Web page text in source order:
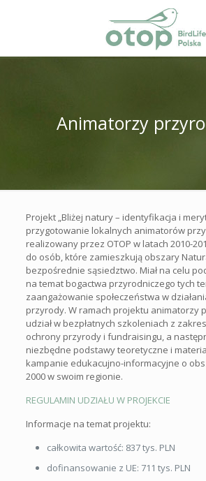
Animatorzy
Projekt „Bliżej natury – identyfikacja i
przygotowanie lokalnych animatorów
realizowany przez OTOP w latach 2010-
do osób, które zamieszkują obszary
bezpośrednie sąsiedztwo. Miał na celu
na temat bogactwa przyrodniczego tych
zaangażowanie społeczeństwa w
przyrody. W ramach projektu animatorzy
udział w bezpłatnych szkoleniach z
ochrony przyrody i fundraisingu, a
niezbędne podstawy teoretyczne i
kampanie edukacujno-informacyjne o
2000 w swoim regionie.
REGULAMIN UDZIAŁU W PROJEKCIE
Informacje na temat projektu:
całkowita wartość: 837 tys. PLN
dofinansowanie z UE: 711 tys. PLN